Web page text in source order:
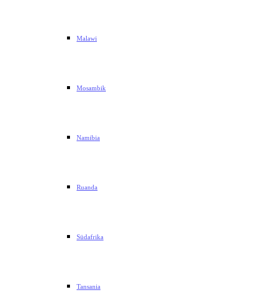
Malawi
Mosambik
Namibia
Ruanda
Südafrika
Tansania